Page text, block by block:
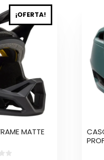
¡OFERTA!
MATTE
Las
se
la